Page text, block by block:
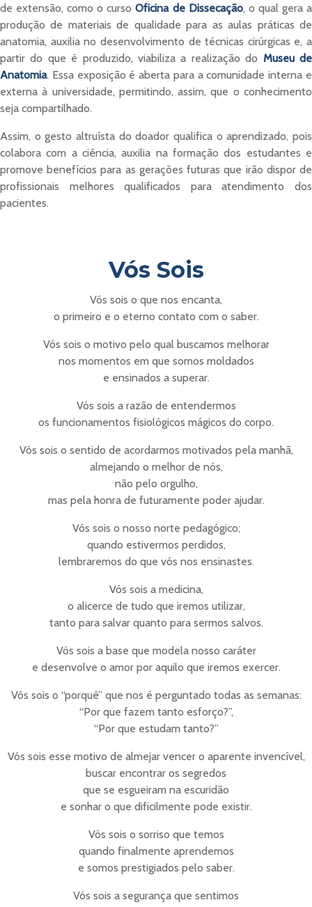
de extensão, como o cursoOficina de Dissecação, o qual gera a
produção de materiais de qualidade para as aulas práticas de
anatomia, auxilia no desenvolvimento de técnicas cirúrgicas e, a
partir do que é produzido, viabiliza a realização do Museu de
Anatomia. Essa exposição é aberta para a comunidade interna e
externa à universidade, permitindo, assim, que o conhecimento
seja compartilhado.
Assim, o gesto altruísta do doador qualifica o aprendizado, pois
colabora com a ciência, auxilia na formação dos estudantes e
promove benefícios para as gerações futuras que irão dispor de
profissionais melhores qualificados para atendimento dos
pacientes.
Vós Sois
Vós sois o que nos encanta,
o primeiro e o eterno contato com o saber.
Vós sois o motivo pelo qual buscamos melhorar
nos momentos em que somos moldados
e ensinados a superar.
Vós sois a razão de entendermos
os funcionamentos fisiológicos mágicos do corpo.
Vós sois o sentido de acordarmos motivados pela manhã,
almejando o melhor de nós,
não pelo orgulho,
mas pela honra de futuramente poder ajudar.
Vós sois o nosso norte pedagógico;
quando estivermos perdidos,
lembraremos do que vós nos ensinastes.
Vós sois a medicina,
o alicerce de tudo que iremos utilizar,
tanto para salvar quanto para sermos salvos.
Vós sois a base que modela nosso caráter
e desenvolve o amor por aquilo que iremos exercer.
Vós sois o “porquê” que nos é perguntado todas as semanas:
“Por que fazem tanto esforço?”,
“Por que estudam tanto?”
Vós sois esse motivo de almejar vencer o aparente invencível,
buscar encontrar os segredos
que se esgueiram na escuridão
e sonhar o que dificilmente pode existir.
Vós sois o sorriso que temos
quando finalmente aprendemos
e somos prestigiados pelo saber.
Vós sois a segurança que sentimos